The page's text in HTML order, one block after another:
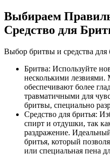
Выбираем
Средство для
Выбор бритвы и средства для
Бритва: Используйте
несколькими
обеспечивают более
травматичными для
бритвы, специально
Средство для бритья:
спирт и отдушки, так
раздражение.
бритья, который
или специальная пена